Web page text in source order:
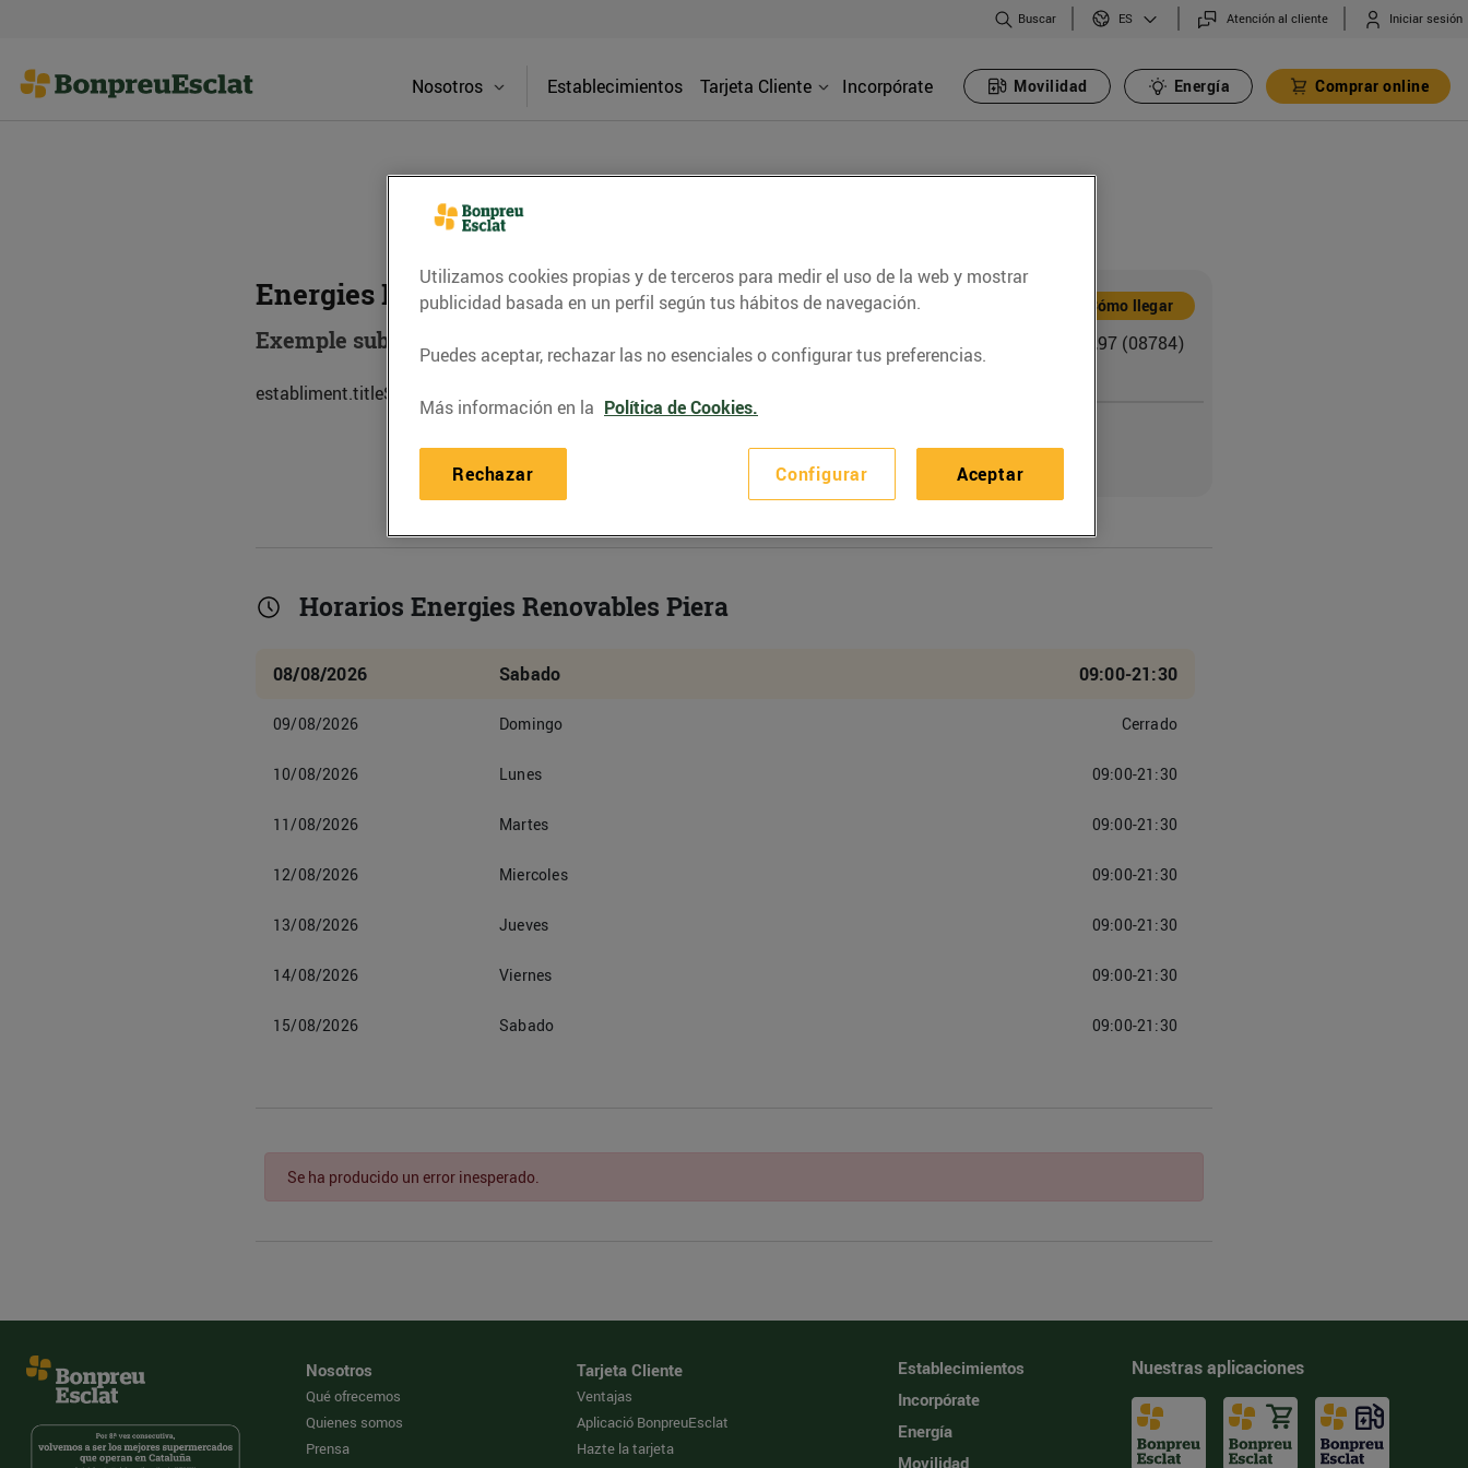
Buscar ES Atención al cliente Iniciar sesión
Nosotros Establecimientos Tarjeta Cliente Incorpórate Movilidad Energía Comprar online
Energies Renovables CVE Piera
Exemple subtitol establiment
establiment.titleSub.descripcio.0
Dirección Cómo llegar
Avda. Carretera d''Igualda,97 (08784)
Piera
Horarios Energies Renovables Piera
08/08/2026 Sabado 09:00-21:30
09/08/2026 Domingo Cerrado
10/08/2026 Lunes 09:00-21:30
11/08/2026 Martes 09:00-21:30
12/08/2026 Miercoles 09:00-21:30
13/08/2026 Jueves 09:00-21:30
14/08/2026 Viernes 09:00-21:30
15/08/2026 Sabado 09:00-21:30
Se ha producido un error inesperado.
Nosotros
Qué ofrecemos
Quienes somos
Prensa
Tarjeta Cliente
Ventajas
Aplicació BonpreuEsclat
Hazte la tarjeta
Establecimientos
Incorpórate
Energía
Movilidad
Nuestras aplicaciones
Utilizamos cookies propias y de terceros para medir el uso de la web y mostrar
publicidad basada en un perfil según tus hábitos de navegación.
Puedes aceptar, rechazar las no esenciales o configurar tus preferencias.
Más información en la Política de Cookies.
Configurar
Rechazar Aceptar